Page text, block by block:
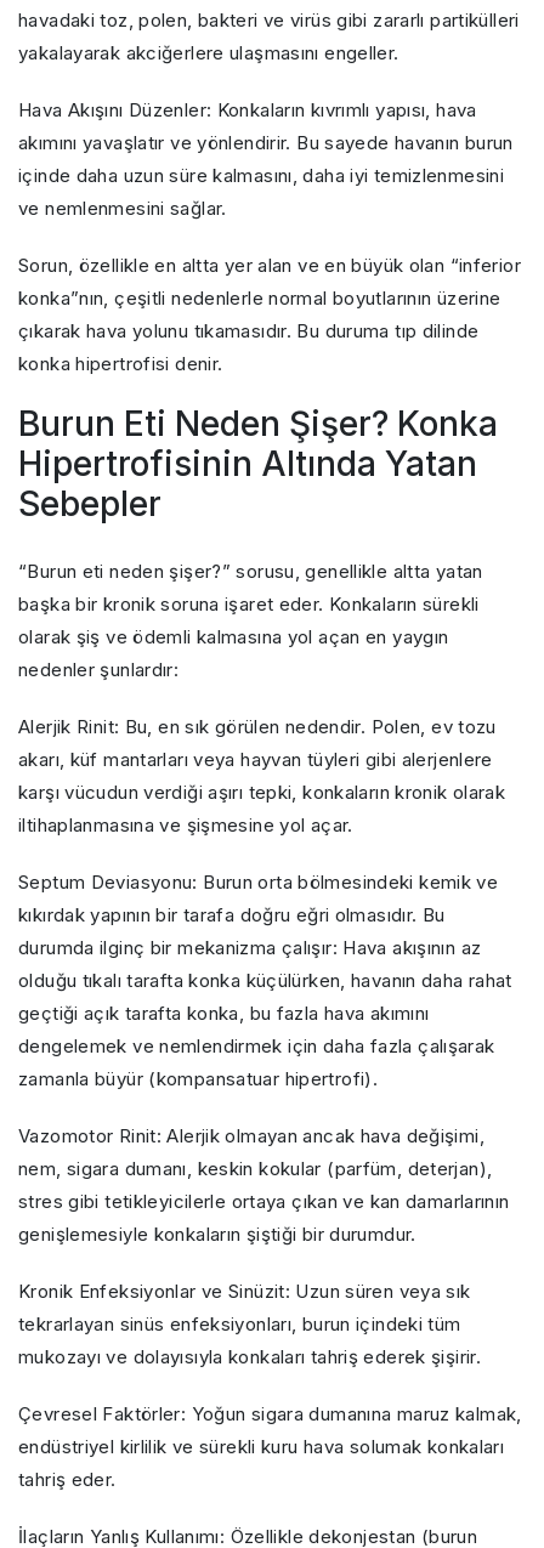
havadaki toz, polen, bakteri ve virüs gibi zararlı partikülleri
yakalayarak akciğerlere ulaşmasını engeller.
Hava Akışını Düzenler: Konkaların kıvrımlı yapısı, hava
akımını yavaşlatır ve yönlendirir. Bu sayede havanın burun
içinde daha uzun süre kalmasını, daha iyi temizlenmesini
ve nemlenmesini sağlar.
Sorun, özellikle en altta yer alan ve en büyük olan “inferior
konka”nın, çeşitli nedenlerle normal boyutlarının üzerine
çıkarak hava yolunu tıkamasıdır. Bu duruma tıp dilinde
konka hipertrofisi denir.
Burun Eti Neden Şişer? Konka
Hipertrofisinin Altında Yatan
Sebepler
“Burun eti neden şişer?” sorusu, genellikle altta yatan
başka bir kronik soruna işaret eder. Konkaların sürekli
olarak şiş ve ödemli kalmasına yol açan en yaygın
nedenler şunlardır:
Alerjik Rinit: Bu, en sık görülen nedendir. Polen, ev tozu
akarı, küf mantarları veya hayvan tüyleri gibi alerjenlere
karşı vücudun verdiği aşırı tepki, konkaların kronik olarak
iltihaplanmasına ve şişmesine yol açar.
Septum Deviasyonu: Burun orta bölmesindeki kemik ve
kıkırdak yapının bir tarafa doğru eğri olmasıdır. Bu
durumda ilginç bir mekanizma çalışır: Hava akışının az
olduğu tıkalı tarafta konka küçülürken, havanın daha rahat
geçtiği açık tarafta konka, bu fazla hava akımını
dengelemek ve nemlendirmek için daha fazla çalışarak
zamanla büyür (kompansatuar hipertrofi).
Vazomotor Rinit: Alerjik olmayan ancak hava değişimi,
nem, sigara dumanı, keskin kokular (parfüm, deterjan),
stres gibi tetikleyicilerle ortaya çıkan ve kan damarlarının
genişlemesiyle konkaların şiştiği bir durumdur.
Kronik Enfeksiyonlar ve Sinüzit: Uzun süren veya sık
tekrarlayan sinüs enfeksiyonları, burun içindeki tüm
mukozayı ve dolayısıyla konkaları tahriş ederek şişirir.
Çevresel Faktörler: Yoğun sigara dumanına maruz kalmak,
endüstriyel kirlilik ve sürekli kuru hava solumak konkaları
tahriş eder.
İlaçların Yanlış Kullanımı: Özellikle dekonjestan (burun